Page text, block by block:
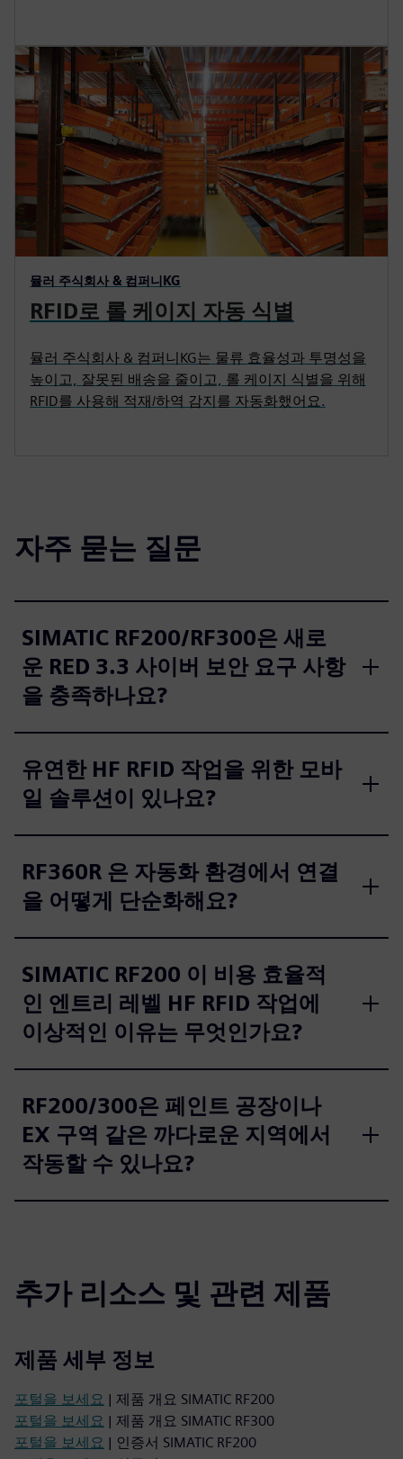
뮬러 주식회사 & 컴퍼니KG
RFID로 롤 케이지 자동 식별
뮬러 주식회사 & 컴퍼니KG는 물류 효율성과 투명성을
높이고, 잘못된 배송을 줄이고, 롤 케이지 식별을 위해
RFID를 사용해 적재/하역 감지를 자동화했어요.
자주 묻는 질문
SIMATIC RF200/RF300은 새로
운 RED 3.3 사이버 보안 요구 사항
을 충족하나요?
유연한 HF RFID 작업을 위한 모바
일 솔루션이 있나요?
RF360R 은 자동화 환경에서 연결
을 어떻게 단순화해요?
SIMATIC RF200 이 비용 효율적
인 엔트리 레벨 HF RFID 작업에
이상적인 이유는 무엇인가요?
RF200/300은 페인트 공장이나
EX 구역 같은 까다로운 지역에서
작동할 수 있나요?
추가 리소스 및 관련 제품
제품 세부 정보
포털을 보세요 | 제품 개요 SIMATIC RF200
포털을 보세요 | 제품 개요 SIMATIC RF300
포털을 보세요 | 인증서 SIMATIC RF200